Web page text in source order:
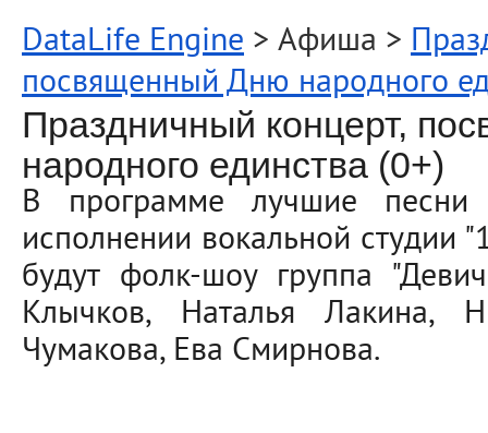
DataLife Engine > Афиша >
посвященный Дню народного
Праздничный концерт,
народного единства (0+)
В программе лучшие
исполнении вокальной студии
будут фолк-шоу группа
Клычков, Наталья Лакина,
Чумакова, Ева Смирнова.